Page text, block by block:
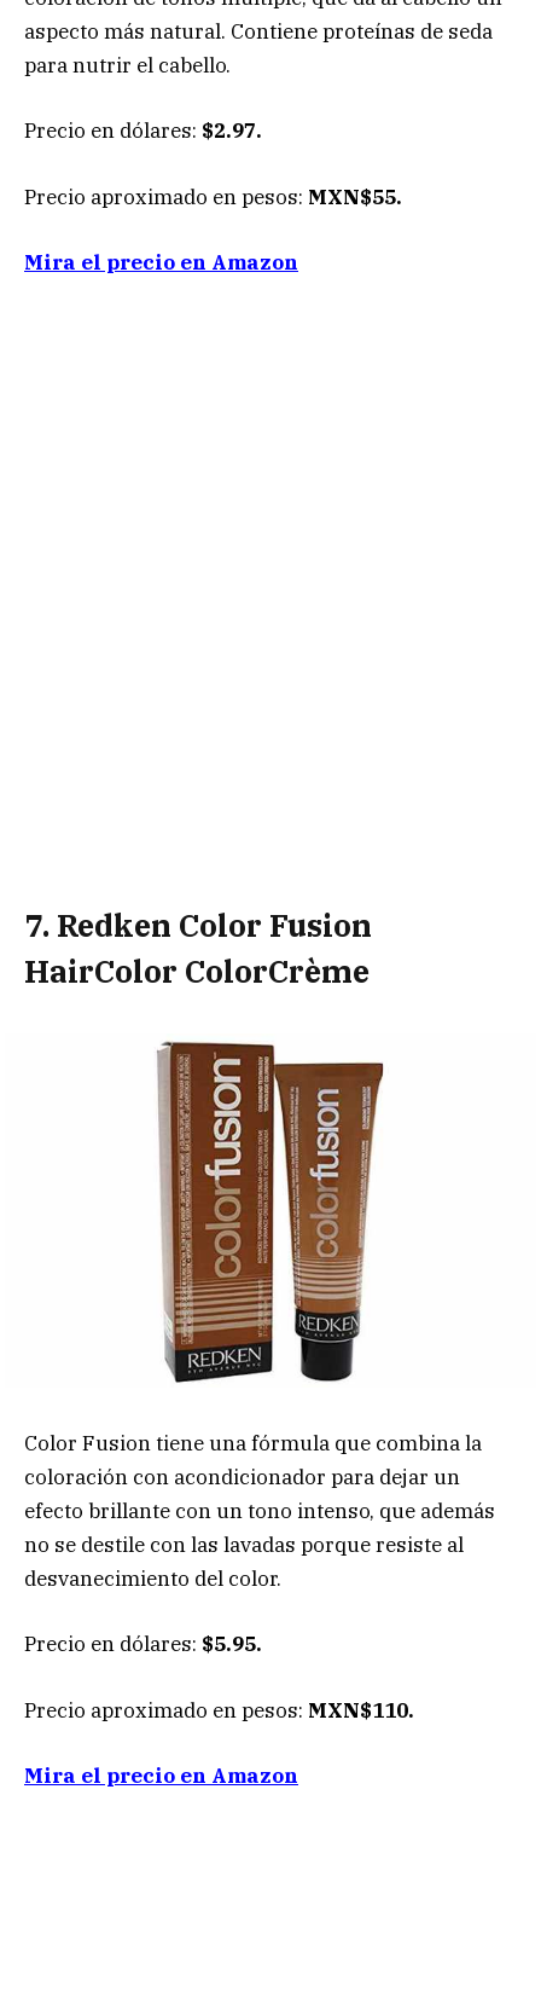
aspecto más natural. Contiene proteínas de seda
para nutrir el cabello.
Precio en dólares: $2.97.
Precio aproximado en pesos: MXN$55.
Mira el precio en Amazon
7. Redken Color Fusion
HairColor ColorCrème
Color Fusion tiene una fórmula que combina la
coloración con acondicionador para dejar un
efecto brillante con un tono intenso, que además
no se destile con las lavadas porque resiste al
desvanecimiento del color.
Precio en dólares: $5.95.
Precio aproximado en pesos: MXN$110.
Mira el precio en Amazon